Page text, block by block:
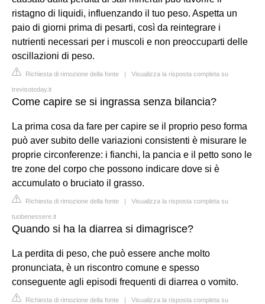
ristagno di liquidi, influenzando il tuo peso. Aspetta un
paio di giorni prima di pesarti, così da reintegrare i
nutrienti necessari per i muscoli e non preoccuparti delle
oscillazioni di peso.
Richiesta di rimozione della fonte | Visualizza la risposta completa su
trevisotoday.it
Come capire se si ingrassa senza bilancia?
La prima cosa da fare per capire se il proprio peso forma
può aver subito delle variazioni consistenti è misurare le
proprie circonferenze: i fianchi, la pancia e il petto sono le
tre zone del corpo che possono indicare dove si è
accumulato o bruciato il grasso.
Richiesta di rimozione della fonte | Visualizza la risposta completa su
tuobenessere.it
Quando si ha la diarrea si dimagrisce?
La perdita di peso, che può essere anche molto
pronunciata, è un riscontro comune e spesso
conseguente agli episodi frequenti di diarrea o vomito.
Richiesta di rimozione della fonte | Visualizza la risposta completa su